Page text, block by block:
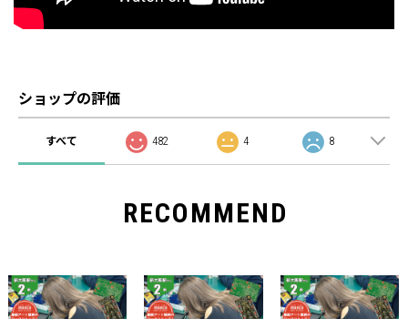
ショップの評価
すべて 482 4 8
RECOMMEND